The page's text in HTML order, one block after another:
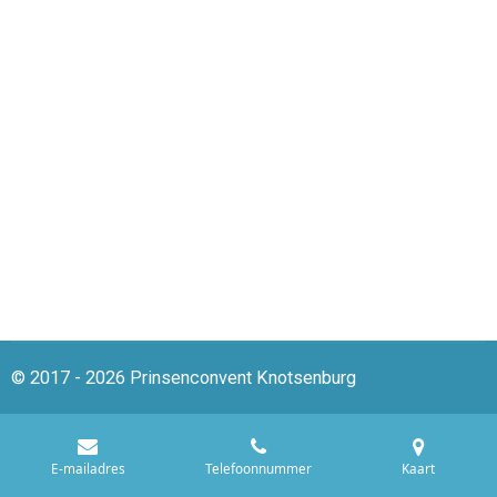
© 2017 - 2026 Prinsenconvent Knotsenburg
E-mailadres Telefoonnummer Kaart